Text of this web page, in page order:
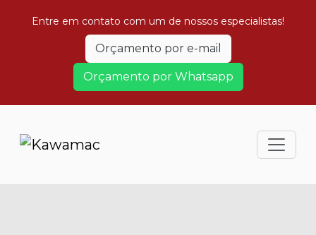
Entre em contato com um de nossos especialistas!
Orçamento por e-mail
Orçamento por Whatsapp